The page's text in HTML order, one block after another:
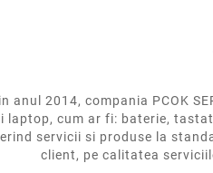
anul 2014, compania PCOK
laptop, cum ar fi: baterie,
servicii si produse la
client, pe calitatea